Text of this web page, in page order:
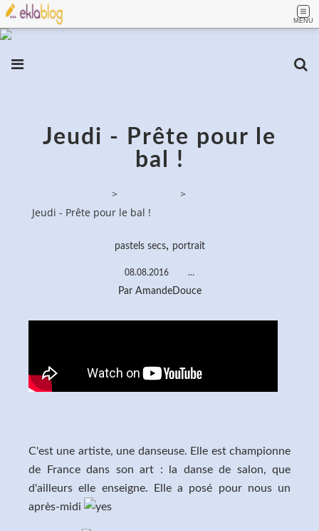
MENU
Jeudi - Prête pour le
bal !
>
>
Jeudi - Prête pour le bal !
pastels secs, portrait
08.08.2016 …
Par AmandeDouce
C'est une artiste, une danseuse. Elle est championne
de France dans son art : la danse de salon, que
d'ailleurs elle enseigne. Elle a posé pour nous un
après-midi